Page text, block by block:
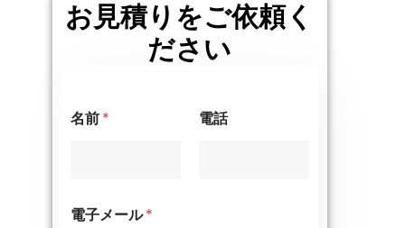
お見積りをご依頼く
ださい
名前* 電話
電子メール*